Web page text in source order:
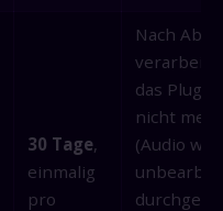
30 Tage,
einmalig
pro
Nach
das Plugin
nicht mehr
(Audio